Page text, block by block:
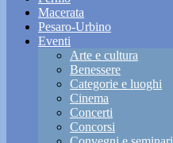
Macerata
Pesaro-Urbino
Eventi
Arte e cultura
Benessere
Categorie e luoghi
Cinema
Concerti
Concorsi